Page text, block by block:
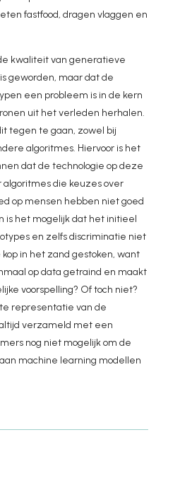
fastfood, dragen vlaggen en
kwaliteit van generatieve
geworden, maar dat de
een probleem is in de kern
uit het verleden herhalen.
tegen te gaan, zowel bij
algoritmes. Hiervoor is het
dat de technologie op deze
die keuzes over
op mensen hebben niet goed
is het mogelijk dat het initieel
en zelfs discriminatie niet
in het zand gestoken, want
op data getraind en maakt
voorspelling? Of toch niet?
representatie van de
verzameld met een
nog niet mogelijk om de
machine learning modellen